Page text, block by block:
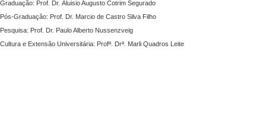
Graduação: Prof. Dr. Aluisio Augusto Cotrim Segurado
Pós-Graduação: Prof. Dr. Marcio de Castro Silva Filho
Pesquisa: Prof. Dr. Paulo Alberto Nussenzveig
Cultura e Extensão Universitária: Profª. Drª. Marli Quadros Leite